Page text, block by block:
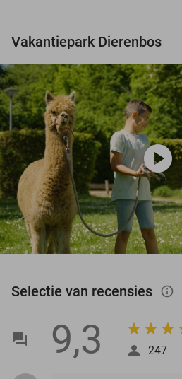
Vakantiepark Dierenbos
play_circle
Selectie van recensies info_outlined
9,3 247